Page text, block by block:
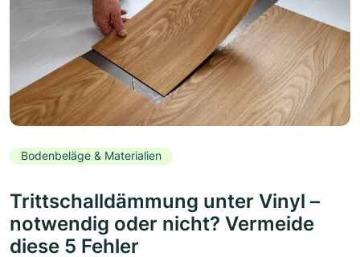
Bodenbeläge & Materialien
Trittschalldämmung unter Vinyl –
notwendig oder nicht? Vermeide
diese 5 Fehler